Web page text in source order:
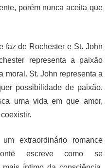
porém nunca aceita que
faz de Rochester e St. John
representa a paixão
moral. St. John representa a
possibilidade de paixão.
uma vida em que amor,
extraordinário romance
escreve como se